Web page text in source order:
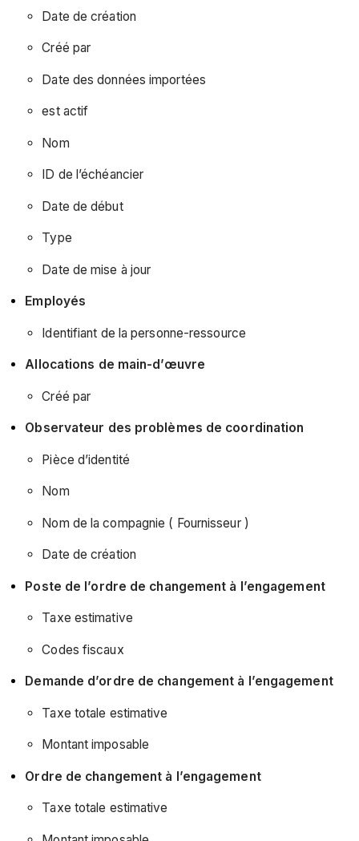
Date de création
Créé par
Date des données importées
est actif
Nom
ID de l’échéancier
Date de début
Type
Date de mise à jour
Employés
Identifiant de la personne-ressource
Allocations de main-d’œuvre
Créé par
Observateur des problèmes de coordination
Pièce d’identité
Nom
Nom de la compagnie ( Fournisseur )
Date de création
Poste de l’ordre de changement à l’engagement
Taxe estimative
Codes fiscaux
Demande d’ordre de changement à l’engagement
Taxe totale estimative
Montant imposable
Ordre de changement à l’engagement
Taxe totale estimative